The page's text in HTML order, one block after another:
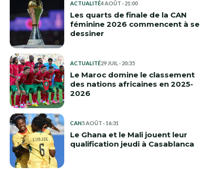
ACTUALITÉ4 AOÛT · 21:00
Les quarts de finale de la CAN
féminine 2026 commencent à se
dessiner
ACTUALITÉ29 JUIL · 20:35
Le Maroc domine le classement
des nations africaines en 2025-
2026
CAN5 AOÛT · 16:31
Le Ghana et le Mali jouent leur
qualification jeudi à Casablanca